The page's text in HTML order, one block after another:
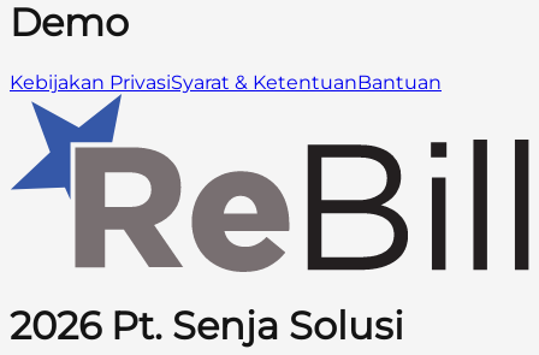
Demo
Kebijakan PrivasiSyarat & KetentuanBantuan
2026 Pt. Senja Solusi